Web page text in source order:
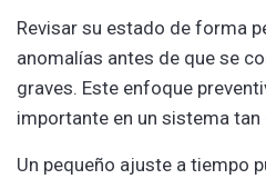
Revisar su estado de forma
anomalías antes de que se
graves. Este enfoque
importante en un sistema
Un pequeño ajuste a tiempo